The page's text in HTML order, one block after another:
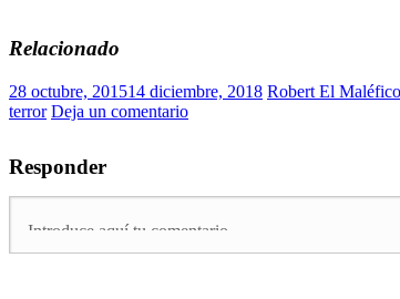
Relacionado
28 octubre, 201514 diciembre, 2018 Robert El Maléfico
terror Deja un comentario
Responder